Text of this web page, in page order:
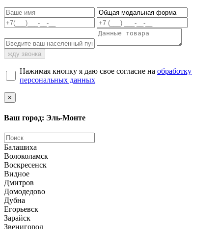
жду звонка
Нажимая кнопку я даю свое согласие на обработку
персональных данных
×
Ваш город: Эль-Монте
Балашиха
Волоколамск
Воскресенск
Видное
Дмитров
Домодедово
Дубна
Егорьевск
Зарайск
Звенигород